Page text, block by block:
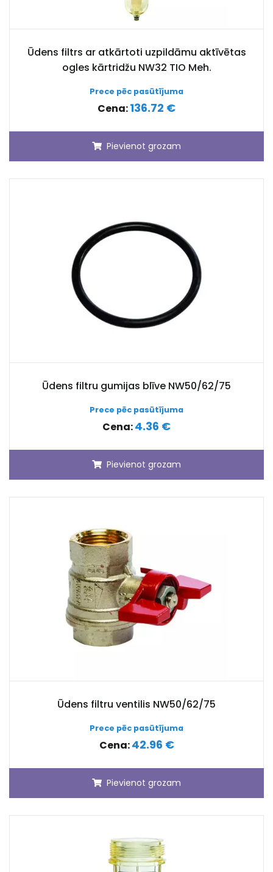
Ūdens filtrs ar atkārtoti uzpildāmu aktīvētas
ogles kārtridžu NW32 TIO Meh.
Prece pēc pasūtījuma
Cena:136.72 €
Pievienot grozam
Ūdens filtru gumijas blīve NW50/62/75
Prece pēc pasūtījuma
Cena:4.36 €
Pievienot grozam
Ūdens filtru ventilis NW50/62/75
Prece pēc pasūtījuma
Cena:42.96 €
Pievienot grozam